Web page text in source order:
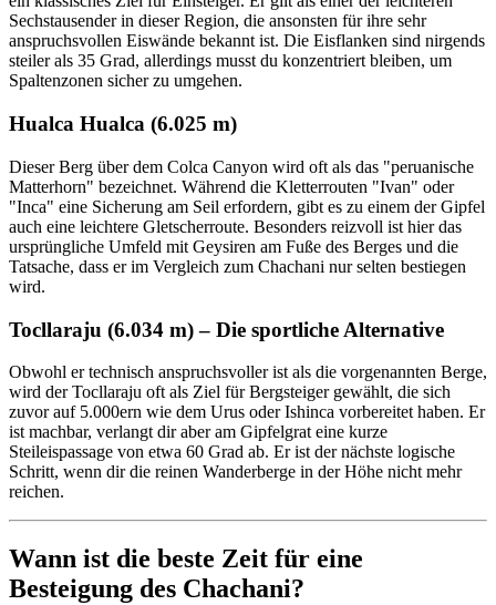
Sechstausender in dieser Region, die ansonsten für ihre sehr
anspruchsvollen Eiswände bekannt ist. Die Eisflanken sind nirgends
steiler als 35 Grad, allerdings musst du konzentriert bleiben, um
Spaltenzonen sicher zu umgehen.
Hualca Hualca (6.025 m)
Dieser Berg über dem Colca Canyon wird oft als das "peruanische
Matterhorn" bezeichnet. Während die Kletterrouten "Ivan" oder
"Inca" eine Sicherung am Seil erfordern, gibt es zu einem der Gipfel
auch eine leichtere Gletscherroute. Besonders reizvoll ist hier das
ursprüngliche Umfeld mit Geysiren am Fuße des Berges und die
Tatsache, dass er im Vergleich zum Chachani nur selten bestiegen
wird.
Tocllaraju (6.034 m) – Die sportliche Alternative
Obwohl er technisch anspruchsvoller ist als die vorgenannten Berge,
wird der Tocllaraju oft als Ziel für Bergsteiger gewählt, die sich
zuvor auf 5.000ern wie dem Urus oder Ishinca vorbereitet haben. Er
ist machbar, verlangt dir aber am Gipfelgrat eine kurze
Steileispassage von etwa 60 Grad ab. Er ist der nächste logische
Schritt, wenn dir die reinen Wanderberge in der Höhe nicht mehr
reichen.
Wann ist die beste Zeit für eine
Besteigung des Chachani?